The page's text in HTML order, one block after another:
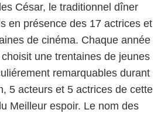
César, le traditionnel dîner
en présence des 17 actrices et
de cinéma. Chaque année
une trentaines de jeunes
remarquables durant
5 acteurs et 5 actrices de cette
Meilleur espoir. Le nom des